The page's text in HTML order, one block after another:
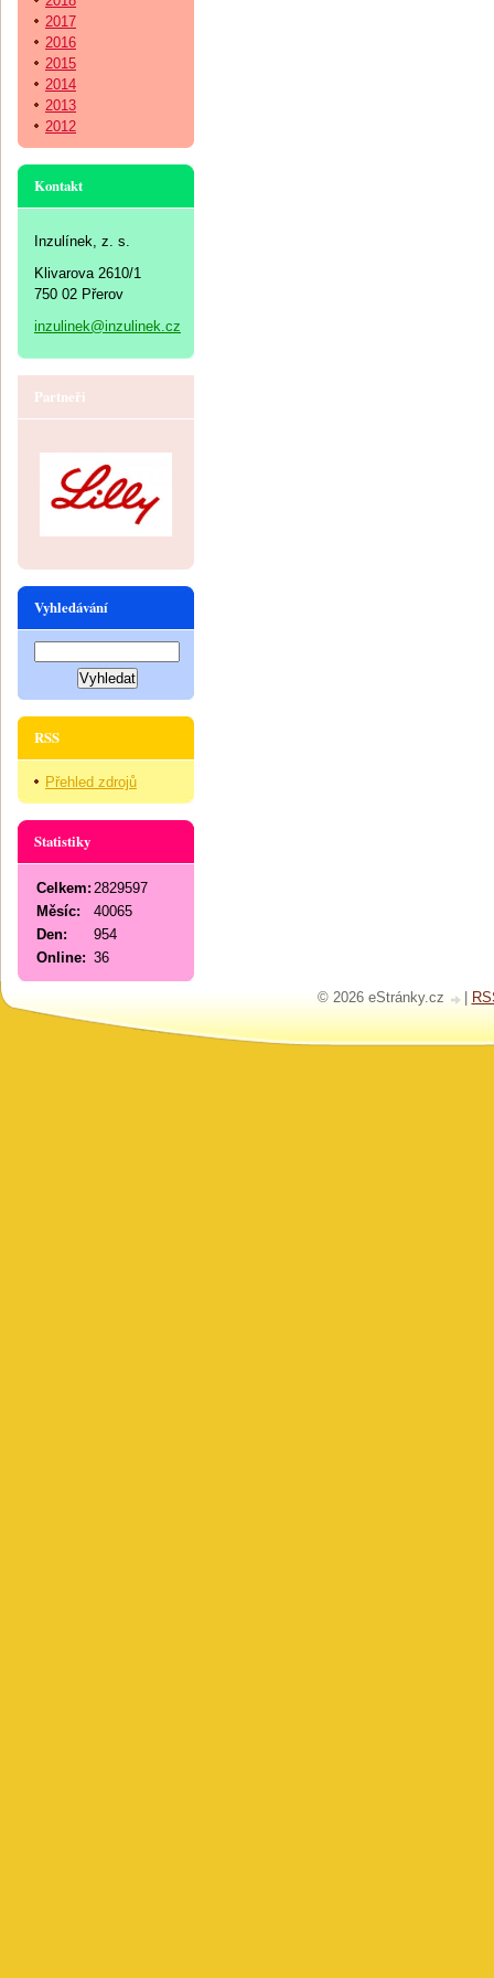
2017
2016
2015
2014
2013
2012
Kontakt
Inzulínek, z. s.
Klivarova 2610/1
750 02 Přerov
inzulinek@inzulinek.cz
Partneři
Vyhledávání
RSS
Přehled zdrojů
Statistiky
Online: 36
Celkem: 2829597
Měsíc:
40065
Den:
954
© 2026 eStránky.cz